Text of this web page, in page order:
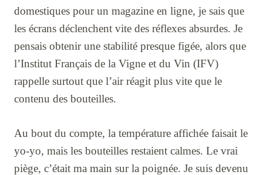
domestiques pour un magazine en ligne, je sais que
les écrans déclenchent vite des réflexes absurdes. Je
pensais obtenir une stabilité presque figée, alors que
l’Institut Français de la Vigne et du Vin (IFV)
rappelle surtout que l’air réagit plus vite que le
contenu des bouteilles.
Au bout du compte, la température affichée faisait le
yo-yo, mais les bouteilles restaient calmes. Le vrai
piège, c’était ma main sur la poignée. Je suis devenu